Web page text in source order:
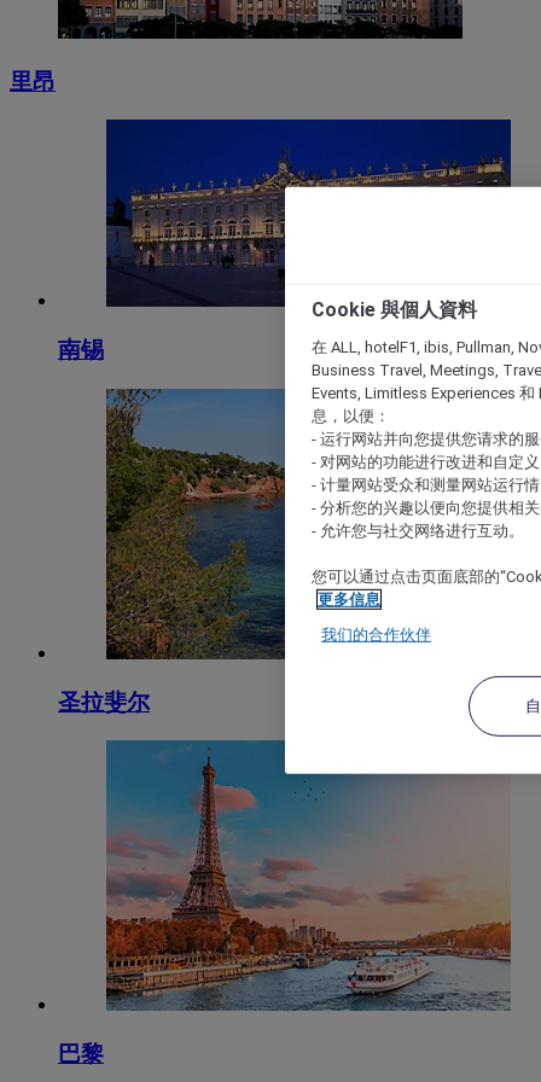
里昂
南锡
圣拉斐尔
巴黎
Cookie 與個人資料
在 ALL, hotelF1, ibis, Pullman,
Business Travel, Meetings,
Events, Limitless Experiences 和
息，以便：
- 运行网站并向您提供您请求的
- 对网站的功能进行改进和自定义
- 计量网站受众和测量网站运行
- 分析您的兴趣以便向您提供相
- 允许您与社交网络进行互动。
您可以通过点击页面底部的
更多信息
我们的合作伙伴